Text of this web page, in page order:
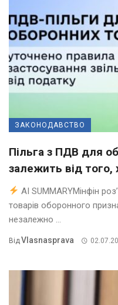
ЗАКОНОДАВСТВО
Пільга з ПДВ для
залежить від того,
AI SUMMARYМінфін
товарів оборонного
незалежно ...
ВідVlasnasprava